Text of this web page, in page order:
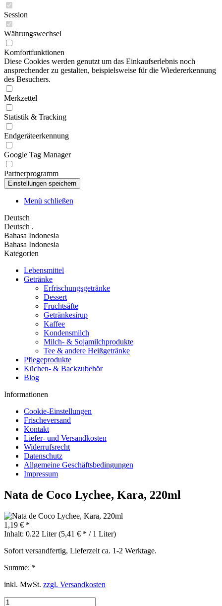
Session
Währungswechsel
Komfortfunktionen
Diese Cookies werden genutzt um das Einkaufserlebnis noch
ansprechender zu gestalten, beispielsweise für die Wiedererkennung
des Besuchers.
Merkzettel
Statistik & Tracking
Endgeräteerkennung
Google Tag Manager
Partnerprogramm
Menü schließen
Deutsch
Deutsch .
Bahasa Indonesia
Bahasa Indonesia
Kategorien
Lebensmittel
Getränke
Erfrischungsgetränke
Dessert
Fruchtsäfte
Getränkesirup
Kaffee
Kondensmilch
Milch- & Sojamilchprodukte
Tee & andere Heißgetränke
Pflegeprodukte
Küchen- & Backzubehör
Blog
Informationen
Cookie-Einstellungen
Frischeversand
Kontakt
Liefer- und Versandkosten
Widerrufsrecht
Datenschutz
Allgemeine Geschäftsbedingungen
Impressum
Nata de Coco Lychee, Kara, 220ml
1,19 € *
Inhalt: 0.22 Liter (5,41 € * / 1 Liter)
Sofort versandfertig, Lieferzeit ca. 1-2 Werktage.
Summe: *
inkl. MwSt. zzgl. Versandkosten